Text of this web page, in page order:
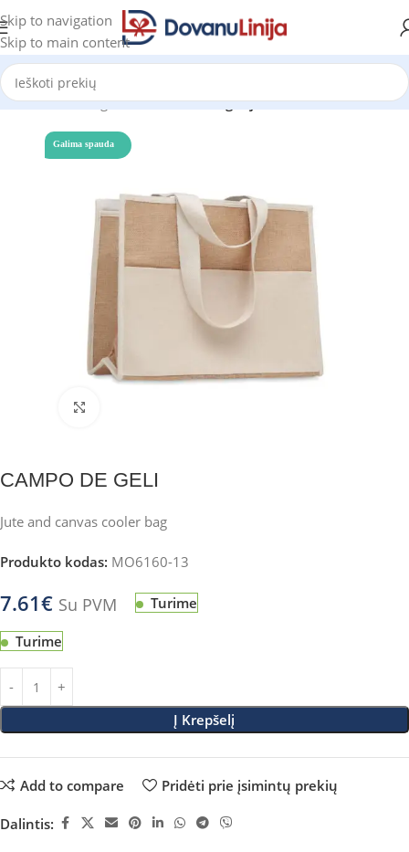
Skip to navigation
Skip to main content
Pradžia Katalogas Prekes be kategorijos
Galima spauda
CAMPO DE GELI
Jute and canvas cooler bag
Produkto kodas: MO6160-13
7.61€ Su PVM Turime
Turime
Į Krepšelį
Add to compare Pridėti prie įsimintų prekių
Dalintis: